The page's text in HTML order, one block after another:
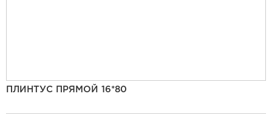
ПЛИНТУС ПРЯМОЙ 16*80